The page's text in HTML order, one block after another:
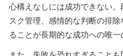
心構えなしには成功できない
スク管理、感情的な判断の排
ることが長期的な成功への唯一